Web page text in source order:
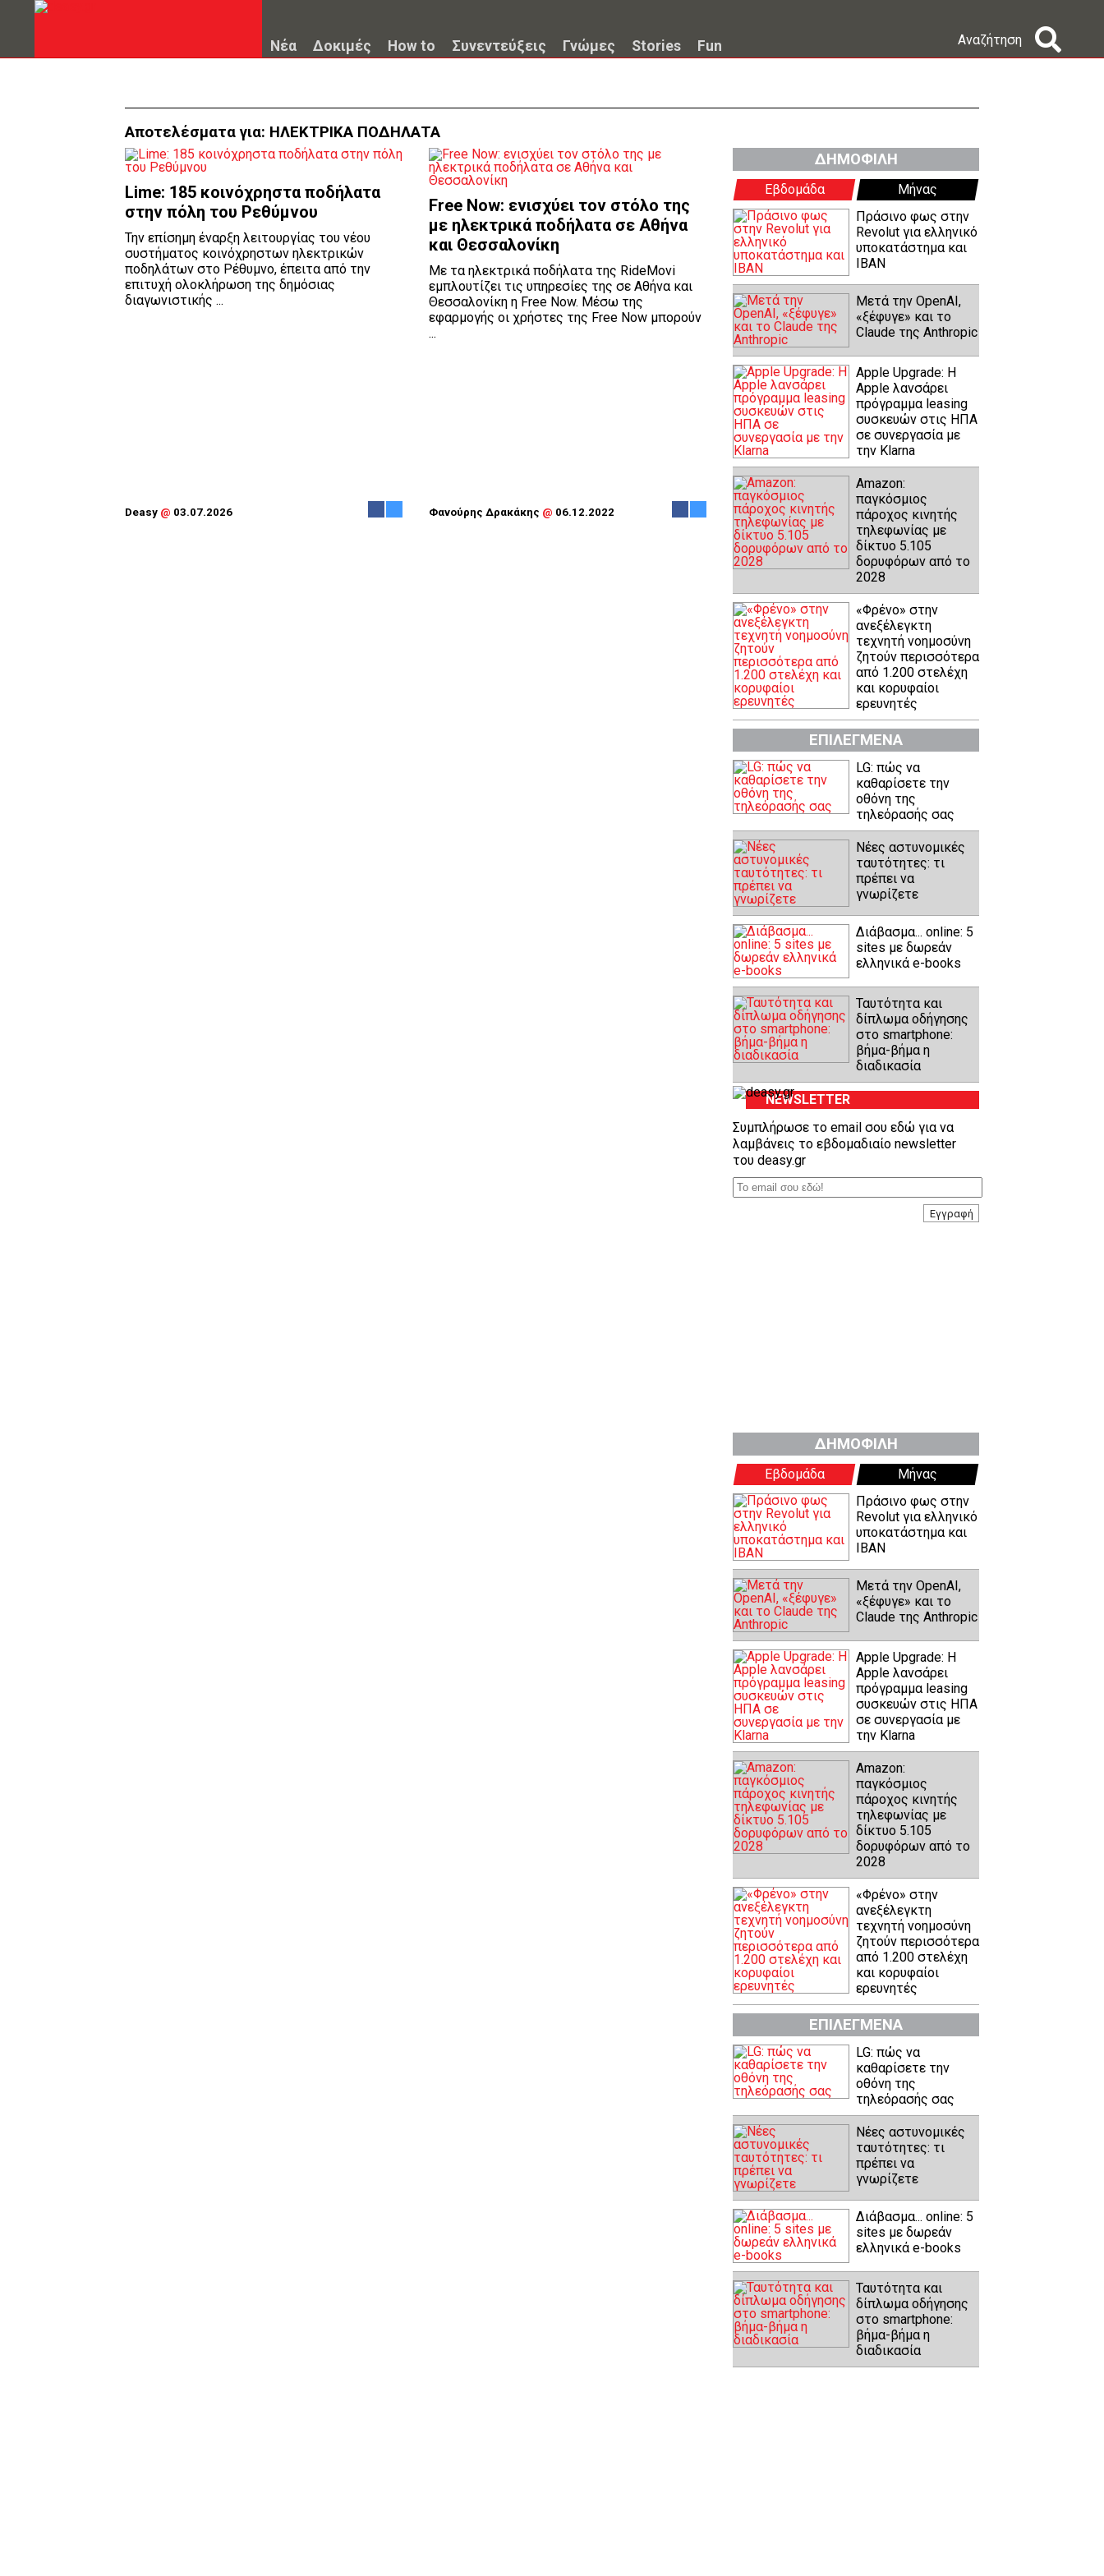
Νέα Δοκιμές How to Συνεντεύξεις Γνώμες Stories Fun Αναζήτηση
Αποτελέσματα για: ΗΛΕΚΤΡΙΚΑ ΠΟΔΗΛΑΤΑ
Lime: 185 κοινόχρηστα ποδήλατα
στην πόλη του Ρεθύμνου
Την επίσημη έναρξη λειτουργίας του νέου
συστήματος κοινόχρηστων ηλεκτρικών
ποδηλάτων στο Ρέθυμνο, έπειτα από την
επιτυχή ολοκλήρωση της δημόσιας
διαγωνιστικής ...
Deasy @ 03.07.2026
Free Now: ενισχύει τον στόλο της
με ηλεκτρικά ποδήλατα σε Αθήνα
και Θεσσαλονίκη
Με τα ηλεκτρικά ποδήλατα της RideMovi
εμπλουτίζει τις υπηρεσίες της σε Αθήνα και
Θεσσαλονίκη η Free Now. Μέσω της
εφαρμογής οι χρήστες της Free Now μπορούν
...
Φανούρης Δρακάκης @ 06.12.2022
ΔΗΜΟΦΙΛΗ
Εβδομάδα
Μήνας
Πράσινο φως στην
Revolut για ελληνικό
υποκατάστημα και
IBAN
Μετά την OpenAI,
«ξέφυγε» και το
Claude της Anthropic
Apple Upgrade: Η
Apple λανσάρει
πρόγραμμα leasing
συσκευών στις ΗΠΑ
σε συνεργασία με
την Klarna
Amazon:
παγκόσμιος
πάροχος κινητής
τηλεφωνίας με
δίκτυο 5.105
δορυφόρων από το
2028
«Φρένο» στην
ανεξέλεγκτη
τεχνητή νοημοσύνη
ζητούν περισσότερα
από 1.200 στελέχη
και κορυφαίοι
ερευνητές
ΕΠΙΛΕΓΜΕΝΑ
LG: πώς να
καθαρίσετε την
οθόνη της
τηλεόρασής σας
Νέες αστυνομικές
ταυτότητες: τι
πρέπει να
γνωρίζετε
Διάβασμα... online: 5
sites με δωρεάν
ελληνικά e-books
Ταυτότητα και
δίπλωμα οδήγησης
στο smartphone:
βήμα-βήμα η
διαδικασία
NEWSLETTER
Συμπλήρωσε το email σου εδώ για να
λαμβάνεις το εβδομαδιαίο newsletter
του deasy.gr
Εγγραφή
ΔΗΜΟΦΙΛΗ
Εβδομάδα
Μήνας
Πράσινο φως στην
Revolut για ελληνικό
υποκατάστημα και
IBAN
Μετά την OpenAI,
«ξέφυγε» και το
Claude της Anthropic
Apple Upgrade: Η
Apple λανσάρει
πρόγραμμα leasing
συσκευών στις ΗΠΑ
σε συνεργασία με
την Klarna
Amazon:
παγκόσμιος
πάροχος κινητής
τηλεφωνίας με
δίκτυο 5.105
δορυφόρων από το
2028
«Φρένο» στην
ανεξέλεγκτη
τεχνητή νοημοσύνη
ζητούν περισσότερα
από 1.200 στελέχη
και κορυφαίοι
ερευνητές
ΕΠΙΛΕΓΜΕΝΑ
LG: πώς να
καθαρίσετε την
οθόνη της
τηλεόρασής σας
Νέες αστυνομικές
ταυτότητες: τι
πρέπει να
γνωρίζετε
Διάβασμα... online: 5
sites με δωρεάν
ελληνικά e-books
Ταυτότητα και
δίπλωμα οδήγησης
στο smartphone:
βήμα-βήμα η
διαδικασία